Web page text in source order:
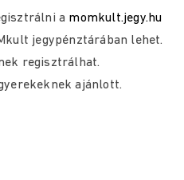
a momkult.jegy.hu
jegypénztárában lehet.
regisztrálhat.
ajánlott.